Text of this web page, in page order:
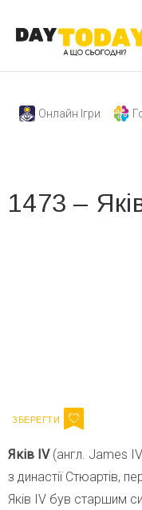
Онлайн Ігри
1473 –
Яків IV(англ. James
з династії Стюартів,
Яків IV був старшим